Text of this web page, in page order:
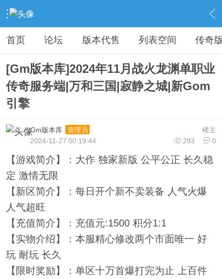
› 传奇私服专区 › 传奇商业版本免费下载 › 内容
首页 论坛 版本代售 列表空间 传奇
[Gm版本库]2024年11月战火龙渊单职业
传奇服务端|万和三国|寂静之城|新Gom
引擎
楼主
Gm版本库
管理员
293
0
2024-11-27 00:19:44
【游戏简介】：大作 独家新版 公平公正 长久稳
定 激情无限
【新区简介】：每日开个新不卖装备 人气火爆
人气超旺
【充值简介】：充值元:1500 积分1:1
【实物介绍】：本服精心修改两个市面唯一 好
玩 耐玩 长久
【限时奖励】：单区十万首爆打完为止 上百件